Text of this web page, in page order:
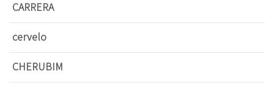
CARRERA
cervelo
CHERUBIM